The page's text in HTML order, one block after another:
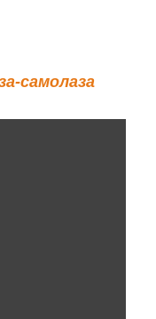
самолаза